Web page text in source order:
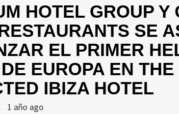
HOTEL GROUP Y
SE
EL PRIMER
EUROPA EN THE
IBIZA HOTEL
1 año ago